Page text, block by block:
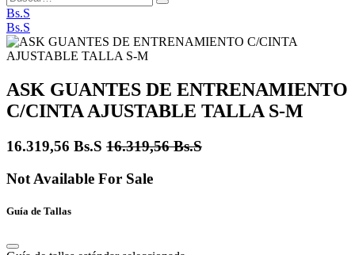
Bs.S
Bs.S
ASK GUANTES DE ENTRENAMIENTO
C/CINTA AJUSTABLE TALLA S-M
16.319,56 Bs.S 16.319,56Bs.S
Not Available For Sale
Guía de Tallas